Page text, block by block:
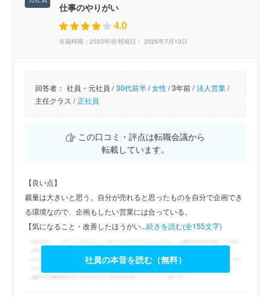
仕事のやりがい
4.0
在籍時期：2023年頃/投稿日： 2026年7月13日
回答者： 社員・元社員 / 30代前半/女性/3年前 / 法人営業/
主任クラス / 正社員
この口コミ・評点は転職会議から
転載しています。
【良い点】
裁量は大きいと思う。自分が売れると思ったものを自分で企画でき
る環境なので、企画もしたい営業には合っている。
【気になること・改善したほうがい...続きを読む(全155文字)
社員の本音を読む（無料）